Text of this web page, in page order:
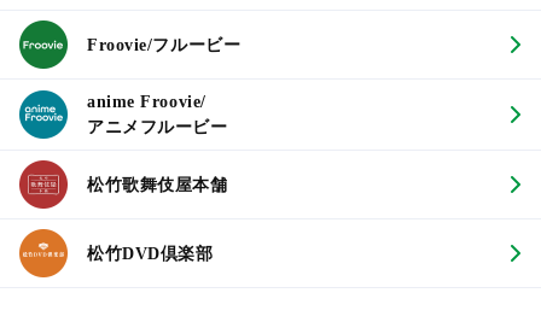
Froovie/フルービー
anime Froovie/
アニメフルービー
松竹歌舞伎屋本舗
松竹DVD倶楽部